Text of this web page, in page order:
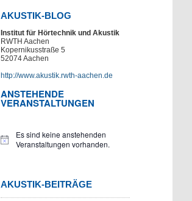
AKUSTIK-BLOG
Institut für Hörtechnik und Akustik
RWTH Aachen
Kopernikusstraße 5
52074 Aachen
http://www.akustik.rwth-aachen.de
ANSTEHENDE
VERANSTALTUNGEN
Hinweis
Es sind keine anstehenden
Veranstaltungen vorhanden.
AKUSTIK-BEITRÄGE